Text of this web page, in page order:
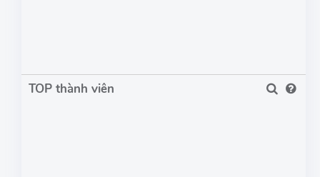
TOP thành viên